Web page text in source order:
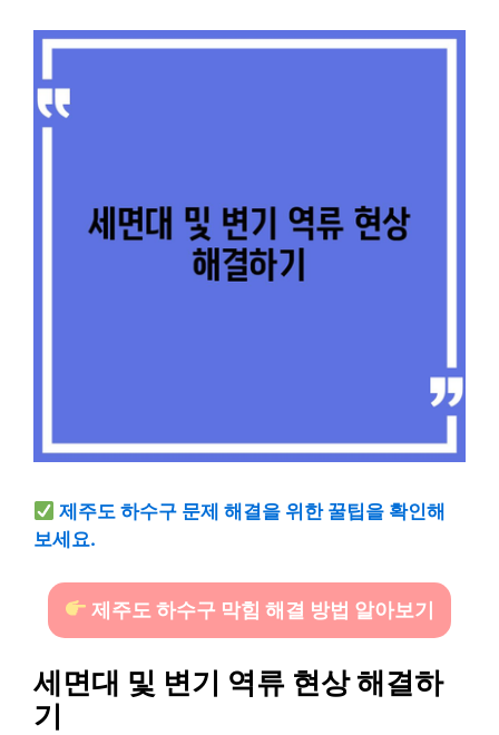
제주도 하수구 문제 해결을 위한 꿀팁을 확인해
보세요.
제주도 하수구 막힘 해결 방법 알아보기
세면대 및 변기 역류 현상 해결하
기